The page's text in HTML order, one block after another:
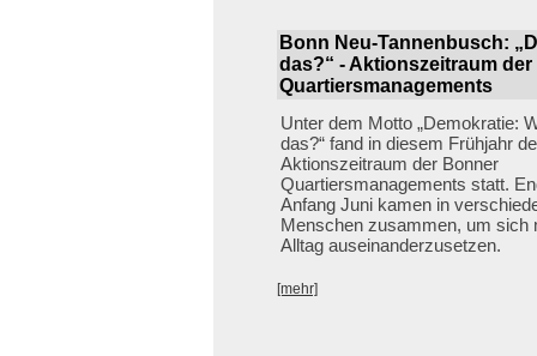
Bonn Neu-Tannenbusch:
das?“ - Aktionszeitraum
Quartiersmanagements
Unter dem Motto „Demokratie:
das?“ fand in diesem Frühjahr
Aktionszeitraum der Bonner
Quartiersmanagements statt.
Anfang Juni kamen in
Menschen zusammen, um
Alltag auseinanderzusetzen.
[mehr]